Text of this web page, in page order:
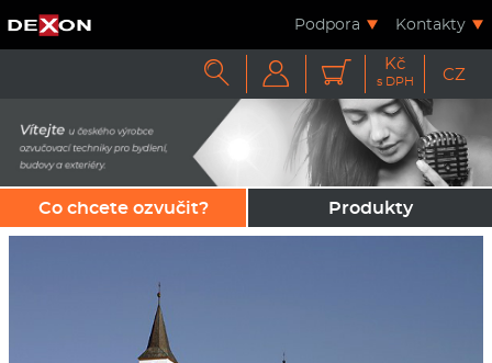
Podpora Kontakty
   Kč
s DPH CZ
Co chcete ozvučit? Produkty